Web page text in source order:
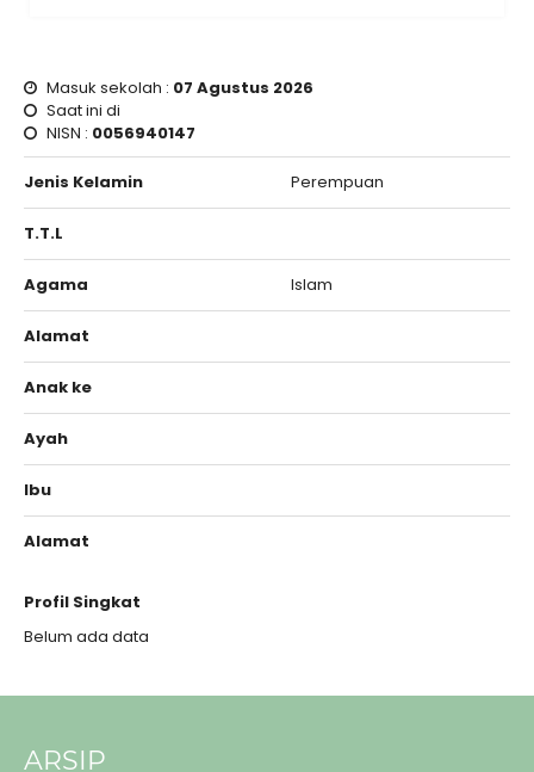
Masuk sekolah : 07 Agustus 2026
Saat ini di
NISN : 0056940147
Jenis Kelamin Perempuan
T.T.L
Agama Islam
Alamat
Anak ke
Ayah
Ibu
Alamat
Profil Singkat
Belum ada data
ARSIP